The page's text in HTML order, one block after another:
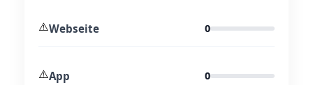
⚠️Webseite 0
⚠️App 0